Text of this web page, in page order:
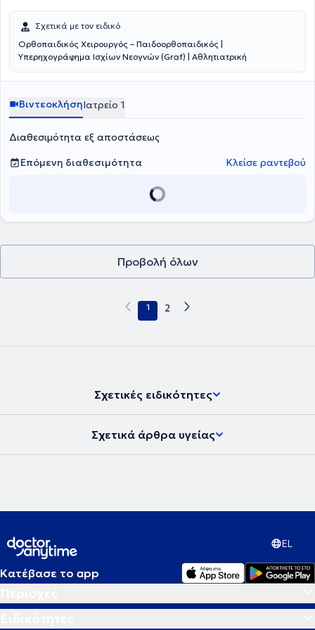
συμμετοχή σε ανακοινώσεις σε ελληνικά και διεθνή συνέδρια.
Σχετικά με τον ειδικό
Ορθοπαιδικός Χειρουργός – Παιδοορθοπαιδικός |
Υπερηχογράφημα Ισχίων Νεογνών (Graf) | Αθλητιατρική
ΒιντεοκλήσηΙατρείο 1
Διαθεσιμότητα εξ αποστάσεως
Επόμενη διαθεσιμότητα
Κλείσε ραντεβού
Προβολή όλων
1 2
Σχετικές ειδικότητες
Σχετικά άρθρα υγείας
EL
Κατέβασε το app